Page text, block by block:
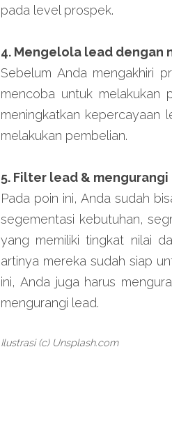
pada level prospek.
4. Mengelola lead dengan
Sebelum Anda mengakhiri
mencoba untuk melakukan
meningkatkan kepercayaan
melakukan pembelian.
5. Filter lead &
Pada poin ini, Anda sudah
segementasi kebutuhan,
yang memiliki tingkat nilai
artinya mereka sudah siap
ini, Anda juga harus
mengurangi lead.
Ilustrasi (c) Unsplash.com